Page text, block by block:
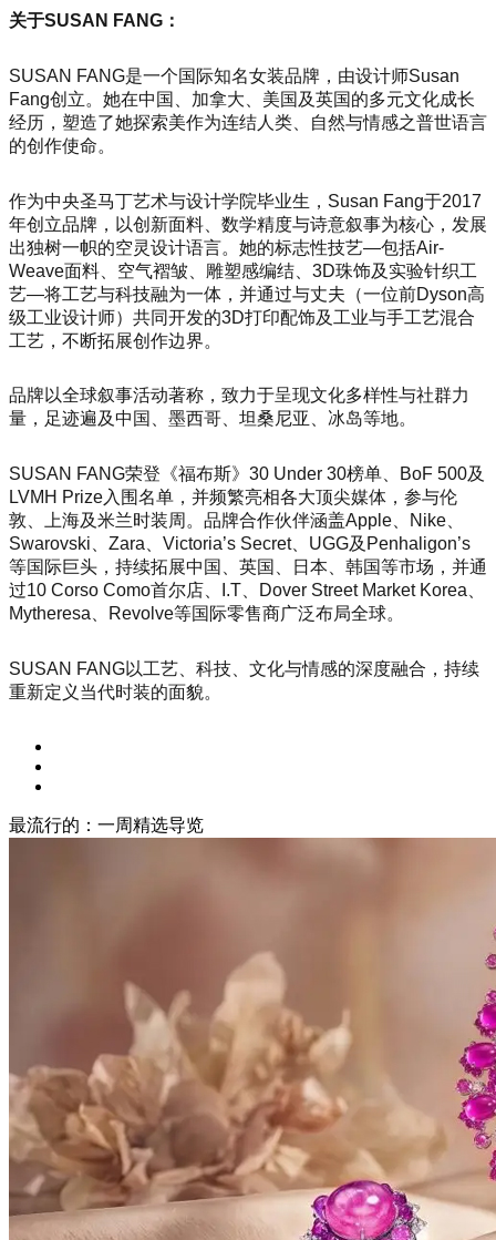
关于SUSAN FANG：
SUSAN FANG是一个国际知名女装品牌，由设计师Susan
Fang创立。她在中国、加拿大、美国及英国的多元文化成长
经历，塑造了她探索美作为连结人类、自然与情感之普世语言
的创作使命。
作为中央圣马丁艺术与设计学院毕业生，Susan Fang于2017
年创立品牌，以创新面料、数学精度与诗意叙事为核心，发展
出独树一帜的空灵设计语言。她的标志性技艺—包括Air-
Weave面料、空气褶皱、雕塑感编结、3D珠饰及实验针织工
艺—将工艺与科技融为一体，并通过与丈夫（一位前Dyson高
级工业设计师）共同开发的3D打印配饰及工业与手工艺混合
工艺，不断拓展创作边界。
品牌以全球叙事活动著称，致力于呈现文化多样性与社群力
量，足迹遍及中国、墨西哥、坦桑尼亚、冰岛等地。
SUSAN FANG荣登《福布斯》30 Under 30榜单、BoF 500及
LVMH Prize入围名单，并频繁亮相各大顶尖媒体，参与伦
敦、上海及米兰时装周。品牌合作伙伴涵盖Apple、Nike、
Swarovski、Zara、Victoria’s Secret、UGG及Penhaligon’s
等国际巨头，持续拓展中国、英国、日本、韩国等市场，并通
过10 Corso Como首尔店、I.T、Dover Street Market Korea、
Mytheresa、Revolve等国际零售商广泛布局全球。
SUSAN FANG以工艺、科技、文化与情感的深度融合，持续
重新定义当代时装的面貌。
最流行的：一周精选导览